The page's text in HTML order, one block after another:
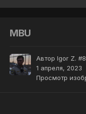
MBU
Автор Igor Z.
1 апреля, 2023
Просмотр